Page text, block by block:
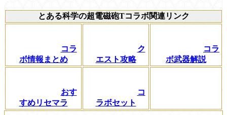
とある科学の超電磁砲Tコラボ関連リンク
コラ
ボ情報まとめ
ク
エスト攻略
コラ
ボ武器解説
おす
すめリセマラ
コ
ラボセット